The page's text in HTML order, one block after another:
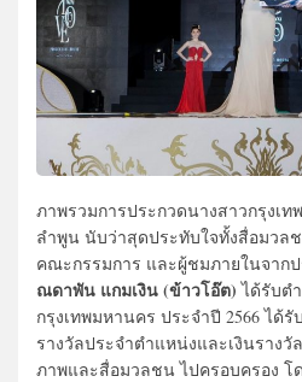
ภาพรวมการประกวดนางสาวกรุงเ
ลำพูน นับว่าสุดประทับใจทั้งสื่อมว
คณะกรรมการ และผู้ชมภายในจาก
ณดาพัน แกมเงิน (ข้าวโอ๊ต) ได้รับต
กรุงเทพมหานคร ประจำปี 2566 ได้
รางวัลประจำตำแหน่งและเงินราง
ภาพและสื่อมวลชน ไปครอบครอง โ